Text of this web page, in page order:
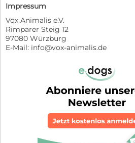
Impressum
Vox Animalis e.V.
Rimparer Steig 12
97080 Würzburg
E-Mail: info@vox-animalis.de